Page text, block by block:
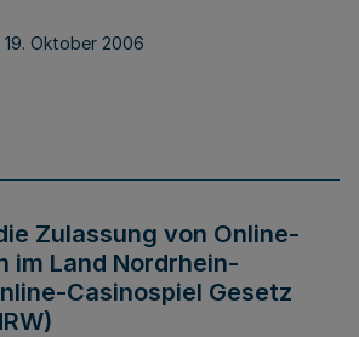
19. Oktober 2006
Zulassung von Online-
im Land Nordrhein-
Casinospiel Gesetz